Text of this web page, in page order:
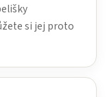
si jej proto